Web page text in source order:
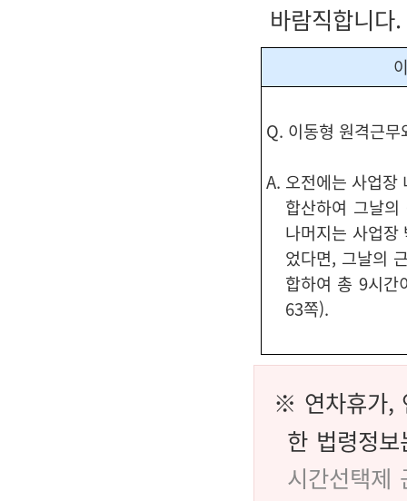
바람직합니다.
Q. 이동형 원격근
A. 오전에는 사업장
합산하여 그날
나머지는 사업
었다면, 그날의
합하여 총 9시간
63쪽).
※ 연차휴가,
한 법령정
시간선택제